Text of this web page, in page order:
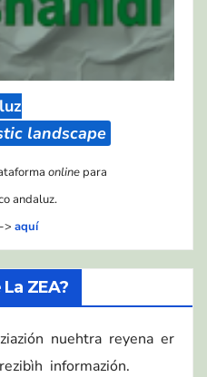
landscape
online para
andaluz.
->aquí
ZEA?
nuehtra reyena er
informazión.